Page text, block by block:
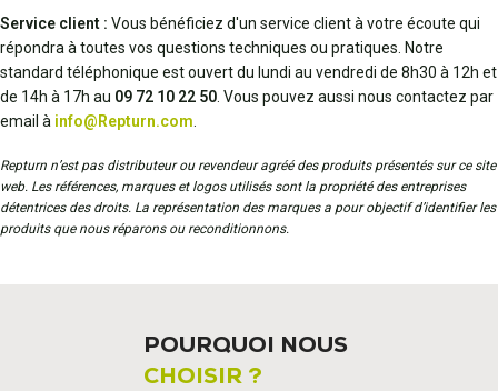
Service client : Vous bénéficiez d'un service client à votre écoute qui
répondra à toutes vos questions techniques ou pratiques. Notre
standard téléphonique est ouvert du lundi au vendredi de 8h30 à 12h et
de 14h à 17h au 09 72 10 22 50 . Vous pouvez aussi nous contactez par
email à info@Repturn.com
Repturn n’est pas distributeur ou revendeur agréé des produits présentés sur ce site
web. Les références, marques et logos utilisés sont la propriété des entreprises
détentrices des droits. La représentation des marques a pour objectif d’identifier les
produits que nous réparons ou reconditionnons.
POURQUOI NOUS
CHOISIR ?